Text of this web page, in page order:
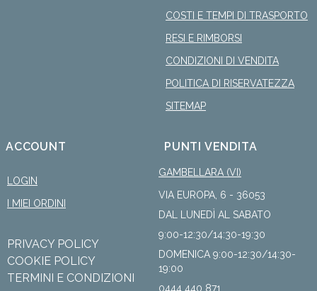
COSTI E TEMPI DI TRASPORTO
RESI E RIMBORSI
CONDIZIONI DI VENDITA
POLITICA DI RISERVATEZZA
SITEMAP
ACCOUNT
LOGIN
I MIEI ORDINI
PRIVACY POLICY
COOKIE POLICY
TERMINI E CONDIZIONI
PUNTI VENDITA
GAMBELLARA (VI)
VIA EUROPA, 6 - 36053
DAL LUNEDÌ AL SABATO
9:00-12:30/14:30-19:30
DOMENICA 9:00-12:30/14:30-
19:00
0444 440 871